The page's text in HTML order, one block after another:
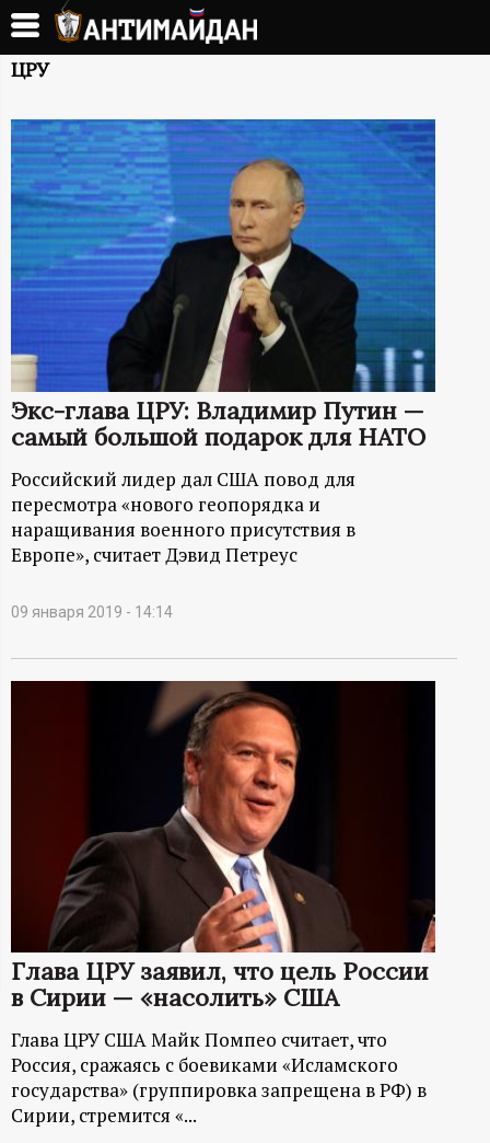
Перейти
основному
А
Н
Т
И
М
А
Й
Д
А
Н
-
и
а
ц
и
о
ЦРУ
Экс-глава ЦРУ: Владимир Путин —
самый большой подарок для НАТО
Российский лидер дал США повод для
пересмотра «нового геопорядка и
наращивания военного присутствия в
Европе», считает Дэвид Петреус
09 января 2019 - 14:14
Глава ЦРУ заявил, что цель России
в Сирии — «насолить» США
Глава ЦРУ США Майк Помпео считает, что
Россия, сражаясь с боевиками «Исламского
государства» (группировка запрещена в РФ) в
Сирии, стремится «...